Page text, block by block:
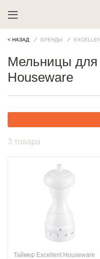
< НАЗАД БРЕНДЫ
Мельницы для
Houseware
3 товара
Таймер Excellent Houseware